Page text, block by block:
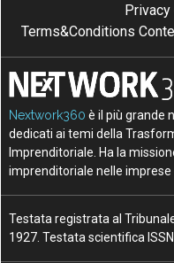
Terms&Conditions
Nextwork360 è il più grande
dedicati ai temi della
Imprenditoriale. Ha la
imprenditoriale nelle
Testata registrata al
1927. Testata scientifica